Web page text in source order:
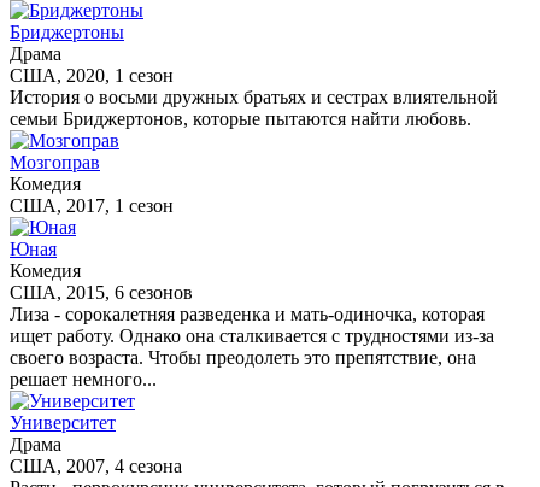
Бриджертоны
Драма
США, 2020, 1 сезон
История о восьми дружных братьях и сестрах влиятельной
семьи Бриджертонов, которые пытаются найти любовь.
Мозгоправ
Комедия
США, 2017, 1 сезон
Юная
Комедия
США, 2015, 6 сезонов
Лиза - сорокалетняя разведенка и мать-одиночка, которая
ищет работу. Однако она сталкивается с трудностями из-за
своего возраста. Чтобы преодолеть это препятствие, она
решает немного...
Университет
Драма
США, 2007, 4 сезона